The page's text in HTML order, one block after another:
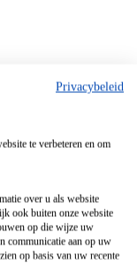
Privacybeleid
te verbeteren en om
over u als website
ook buiten onze website
op die wijze uw
communicatie aan op uw
op basis van uw recente